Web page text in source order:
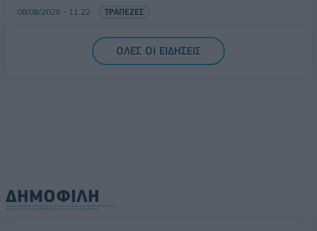
08/08/2026 - 11:22 ΤΡΑΠΕΖΕΣ
5G παντού, 6G στον ορίζοντα: Πού βρίσκεται η
Ελλάδα στη μεγάλη τεχνολογική μετάβαση
ΟΛΕΣ ΟΙ ΕΙΔΗΣΕΙΣ
ΔΗΜΟΦΙΛΗ